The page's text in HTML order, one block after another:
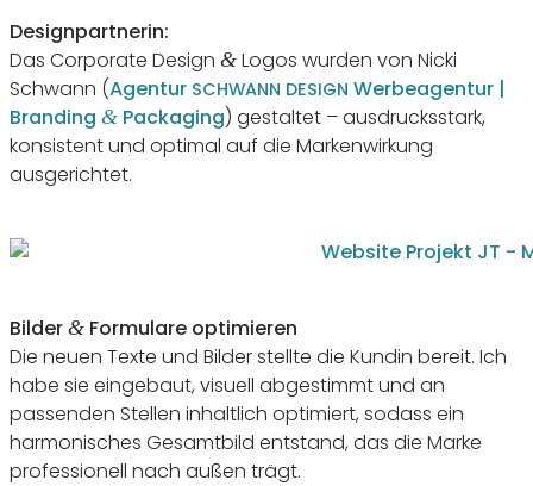
Design­part­nerin:
Das Corpo­rate Design & Logos wurden von Nicki
Schwann (Agentur SCHWANN DESIGN Werbe­agentur |
Bran­ding & Pack­a­ging) gestaltet – ausdrucks­stark,
konsis­tent und optimal auf die Marken­wir­kung
ausgerichtet.
Bilder & Formu­lare opti­mieren
Die neuen Texte und Bilder stellte die Kundin bereit. Ich
habe sie einge­baut, visuell abge­stimmt und an
passenden Stellen inhalt­lich opti­miert, sodass ein
harmo­ni­sches Gesamt­bild entstand, das die Marke
profes­sio­nell nach außen trägt.